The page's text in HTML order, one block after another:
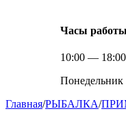
Часы работы
10:00 —
Главная/РЫБАЛКА/